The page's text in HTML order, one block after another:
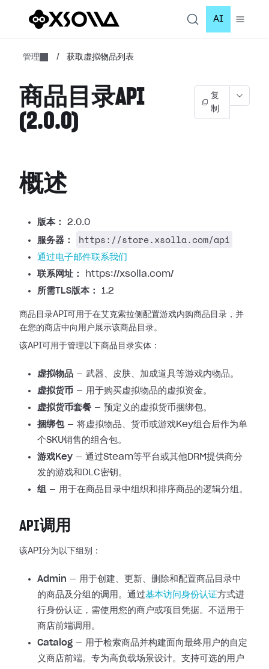
AI
管理 / 获取虚拟物品列表
商品目录API
(2.0.0)
复
制
概述
版本：
2.0.0
服务器：
https://store.xsolla.com/api
通过电子邮件联系我们
联系网址：
https://xsolla.com/
所需TLS版本：
1.2
商品目录API可用于在艾克索拉侧配置游戏内购商品目录，并
在您的商店中向用户展示该商品目录。
该API可用于管理以下商品目录实体：
虚拟物品 — 武器、皮肤、加成道具等游戏内物品。
虚拟货币 — 用于购买虚拟物品的虚拟资金。
虚拟货币套餐 — 预定义的虚拟货币捆绑包。
捆绑包— 将虚拟物品、货币或游戏Key组合后作为单
个SKU销售的组合包。
游戏Key — 通过Steam等平台或其他DRM提供商分
发的游戏和DLC密钥。
组 — 用于在商品目录中组织和排序商品的逻辑分组。
API调用
该API分为以下组别：
Admin — 用于创建、更新、删除和配置商品目录中
的商品及分组的调用。通过基本访问身份认证方式进
行身份认证，需使用您的商户或项目凭据。不适用于
商店前端调用。
Catalog — 用于检索商品并构建面向最终用户的自定
义商店前端。专为高负载场景设计。支持可选的用户